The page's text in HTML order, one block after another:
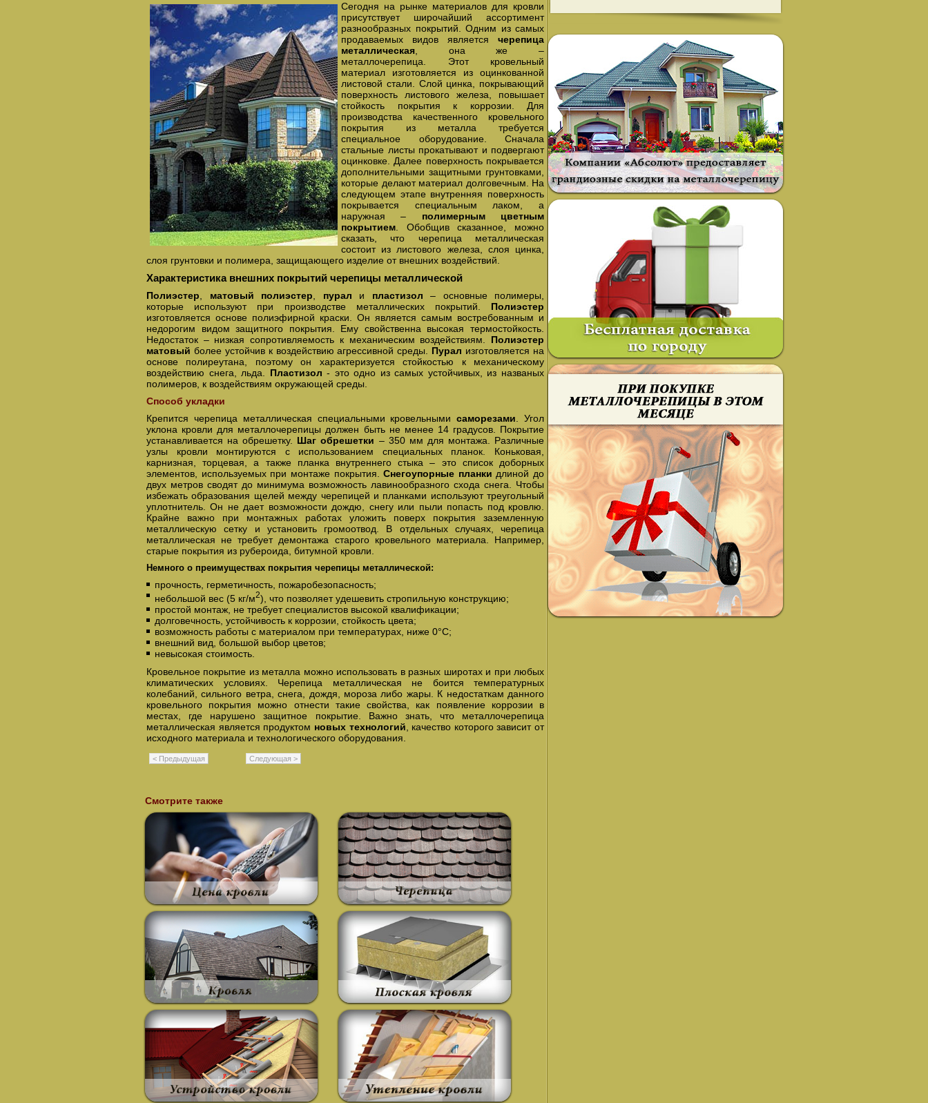
Сегодня на рынке материалов для кровли
присутствует широчайший ассортимент
разнообразных покрытий. Одним из самых
продаваемых видов является черепица
металлическая , она же –
металлочерепица. Этот кровельный
материал изготовляется из оцинкованной
листовой стали. Слой цинка, покрывающий
поверхность листового железа, повышает
стойкость покрытия к коррозии. Для
производства качественного кровельного
покрытия из металла требуется
специальное оборудование. Сначала
стальные листы прокатывают и подвергают
оцинковке. Далее поверхность покрывается
дополнительными защитными грунтовками,
которые делают материал долговечным. На
следующем этапе внутренняя поверхность
покрывается специальным лаком, а
наружная – полимерным цветным
покрытием . Обобщив сказанное, можно
сказать, что черепица металлическая
состоит из листового железа, слоя цинка,
слоя грунтовки и полимера, защищающего изделие от внешних воздействий.
Характеристика внешних покрытий черепицы металлической
Полиэстер матовый полиэстер пурал и пластизол – основные полимеры,
которые используют при производстве металлических покрытий. Полиэстер
изготовляется основе полиэфирной краски. Он является самым востребованным и
недорогим видом защитного покрытия. Ему свойственна высокая термостойкость.
Недостаток – низкая сопротивляемость к механическим воздействиям. Полиэстер
матовый более устойчив к воздействию агрессивной среды. Пурал изготовляется на
основе полиреутана, поэтому он характеризуется стойкостью к механическому
воздействию снега, льда. Пластизол - это одно из самых устойчивых, из названых
полимеров, к воздействиям окружающей среды.
Способ укладки
Крепится черепица металлическая специальными кровельнымисаморезами . Угол
уклона кровли для металлочерепицы должен быть не менее 14 градусов. Покрытие
устанавливается на обрешетку. Шаг обрешетки – 350 мм для монтажа. Различные
узлы кровли монтируются с использованием специальных планок. Коньковая,
карнизная, торцевая, а также планка внутреннего стыка – это список доборных
элементов, используемых при монтаже покрытия.Снегоупорные планки длиной до
двух метров сводят до минимума возможность лавинообразного схода снега. Чтобы
избежать образования щелей между черепицей и планками используют треугольный
уплотнитель. Он не дает возможности дождю, снегу или пыли попасть под кровлю.
Крайне важно при монтажных работах уложить поверх покрытия заземленную
металлическую сетку и установить громоотвод. В отдельных случаях, черепица
металлическая не требует демонтажа старого кровельного материала. Например,
старые покрытия из рубероида, битумной кровли.
Немного о преимуществах покрытия черепицы металлической:
прочность, герметичность, пожаробезопасность;
небольшой вес (5 кг/м2), что позволяет удешевить стропильную конструкцию;
простой монтаж, не требует специалистов высокой квалификации;
долговечность, устойчивость к коррозии, стойкость цвета;
возможность работы с материалом при температурах, ниже 0°С;
внешний вид, большой выбор цветов;
невысокая стоимость.
Кровельное покрытие из металла можно использовать в разных широтах и при любых
климатических условиях. Черепица металлическая не боится температурных
колебаний, сильного ветра, снега, дождя, мороза либо жары. К недостаткам данного
кровельного покрытия можно отнести такие свойства, как появление коррозии в
местах, где нарушено защитное покрытие. Важно знать, что металлочерепица
металлическая является продуктом новых технологий , качество которого зависит от
исходного материала и технологического оборудования.
< Предыдущая Следующая >
Смотрите также